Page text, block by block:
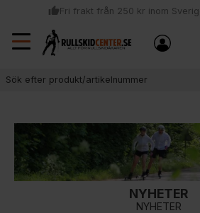
Meny
thumb_upFri frakt från 250 kr inom
local_shipping
Sommar: Beställ innan kl 11:00 (mån-
samma dag
NYHETER
NYHETER